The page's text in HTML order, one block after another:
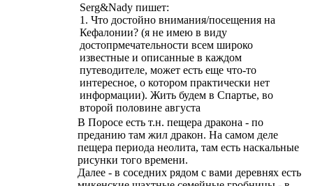
Serg&Nady пишет:
1. Что достойно внимания/посещения на
Кефалонии? (я не имею в виду
достопрмечательности всем широко
известные и описанные в каждом
путеводителе, может есть еще что-то
интересное, о котором практически нет
информации). Жить будем в Спартье, во
второй половине августа
В Поросе есть т.н. пещера дракона - по
преданию там жил дракон. На самом деле
пещера периода неолита, там есть наскальные
рисунки того времени.
Далее - в соседних рядом с вами деревнях есть